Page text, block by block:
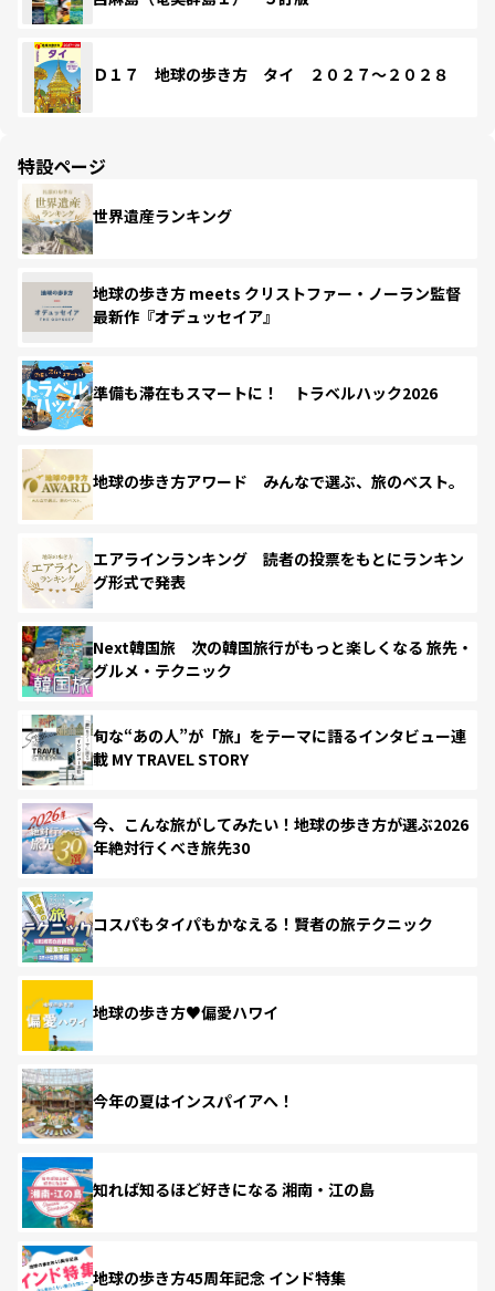
Ｄ１７ 地球の歩き方 タイ ２０２７～２０２８
特設ページ
世界遺産ランキング
地球の歩き方 meets クリストファー・ノーラン監督
最新作『オデュッセイア』
準備も滞在もスマートに！ トラベルハック2026
地球の歩き方アワード みんなで選ぶ、旅のベスト。
エアラインランキング 読者の投票をもとにランキン
グ形式で発表
Next韓国旅 次の韓国旅行がもっと楽しくなる 旅先・
グルメ・テクニック
旬な“あの人”が「旅」をテーマに語るインタビュー連
載 MY TRAVEL STORY
今、こんな旅がしてみたい！地球の歩き方が選ぶ2026
年絶対行くべき旅先30
コスパもタイパもかなえる！賢者の旅テクニック
地球の歩き方♥偏愛ハワイ
今年の夏はインスパイアへ！
知れば知るほど好きになる 湘南・江の島
地球の歩き方45周年記念 インド特集